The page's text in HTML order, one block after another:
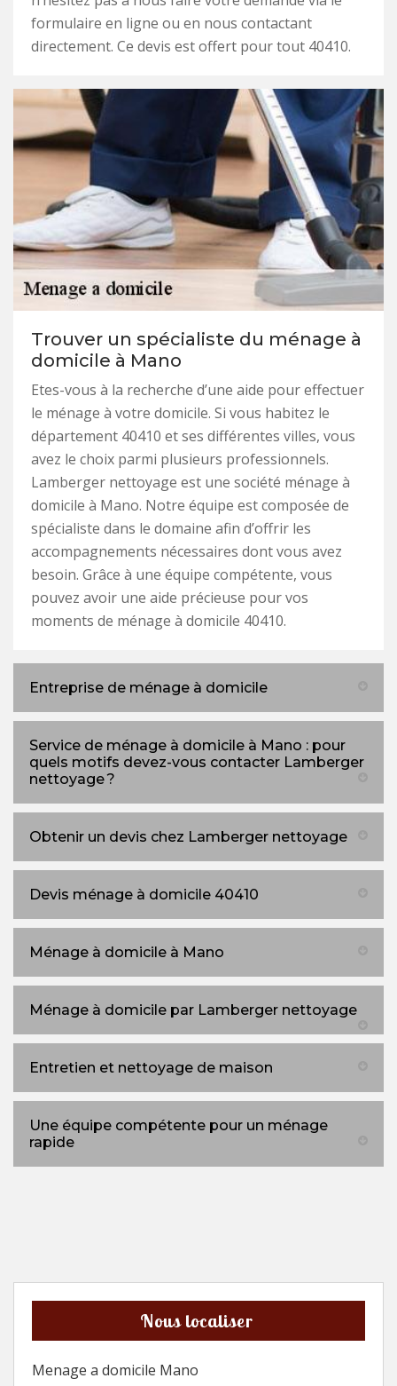
formulaire en ligne ou en nous contactant
directement. Ce devis est offert pour tout 40410.
Trouver un spécialiste du ménage à
domicile à Mano
Etes-vous à la recherche d’une aide pour effectuer
le ménage à votre domicile. Si vous habitez le
département 40410 et ses différentes villes, vous
avez le choix parmi plusieurs professionnels.
Lamberger nettoyage est une société ménage à
domicile à Mano. Notre équipe est composée de
spécialiste dans le domaine afin d’offrir les
accompagnements nécessaires dont vous avez
besoin. Grâce à une équipe compétente, vous
pouvez avoir une aide précieuse pour vos
moments de ménage à domicile 40410.
Entreprise de ménage à domicile
Service de ménage à domicile à Mano : pour
quels motifs devez-vous contacter Lamberger
nettoyage ?
Obtenir un devis chez Lamberger nettoyage
Devis ménage à domicile 40410
Ménage à domicile à Mano
Ménage à domicile par Lamberger nettoyage
Entretien et nettoyage de maison
Une équipe compétente pour un ménage
rapide
Nous localiser
Menage a domicile Mano